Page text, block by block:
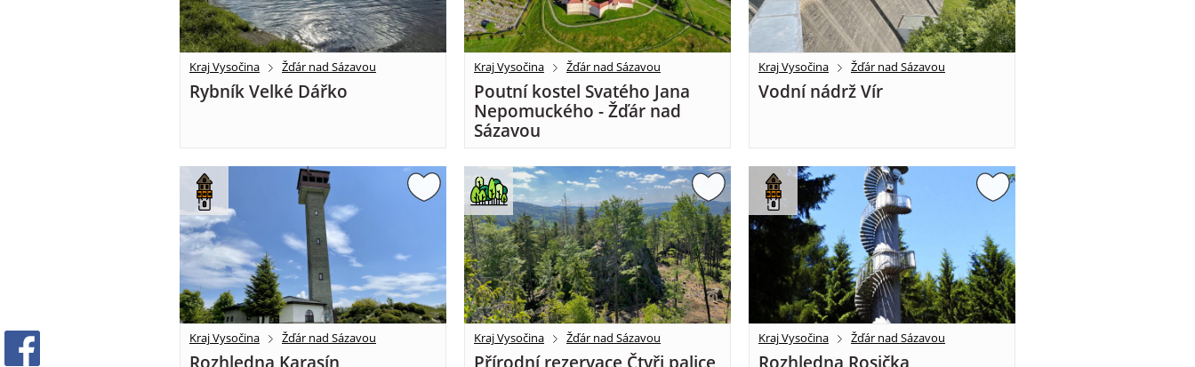
Kraj Vysočina Žďár nad Sázavou
Rybník Velké Dářko
Kraj Vysočina Žďár nad Sázavou
Poutní kostel Svatého Jana
Nepomuckého - Žďár nad
Sázavou
Kraj Vysočina Žďár nad Sázavou
Vodní nádrž Vír
Kraj Vysočina Žďár nad Sázavou
Rozhledna Karasín
Kraj Vysočina Žďár nad Sázavou
Přírodní rezervace Čtyři palice
Kraj Vysočina Žďár nad Sázavou
Rozhledna Rosička